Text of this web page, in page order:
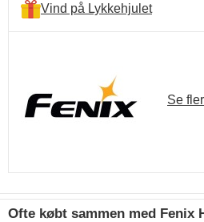
Vind på Lykkehjulet
Se
Ofte købt sammen med Fenix